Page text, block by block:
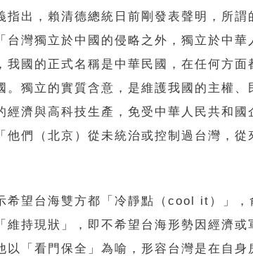
指出，賴清德總統日前剛發表聲明，所謂
台灣獨立於中國的侵略之外，獨立於中華
我國的正式名稱是中華民國，在任何方面
。獨立的實質含意，是維護我國的主權、
經濟與高科技生產，免受中華人民共和國
他們（北京）從未統治或控制過台灣，從
希望台海雙方都「冷靜點（cool it）」，
維持現狀」，即不希望台海形勢因經濟或
以「看門保全」為喻，形容台灣是在自身